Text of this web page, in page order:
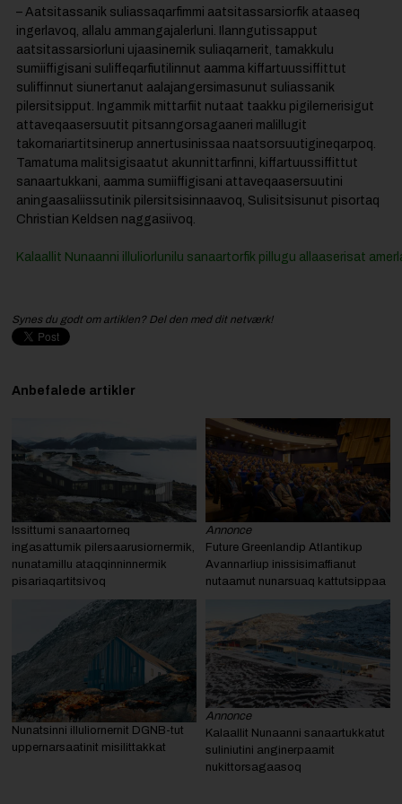
– Aatsitassanik suliassaqarfimmi aatsitassarsiorfik ataaseq
ingerlavoq, allalu ammangajalerluni. Ilanngutissapput
aatsitassarsiorluni ujaasinernik suliaqarnerit, tamakkulu
sumiiffigisani suliffeqarfiutilinnut aamma kiffartuussiffittut
suliffinnut siunertanut aalajangersimasunut suliassanik
pilersitsipput. Ingammik mittarfiit nutaat taakku pigilernerisigut
attaveqaasersuutit pitsanngorsagaaneri malillugit
takornariartitsinerup annertusinissaa naatsorsuutigineqarpoq.
Tamatuma malitsigisaatut akunnittarfinni, kiffartuussiffittut
sanaartukkani, aamma sumiiffigisani attaveqaasersuutini
aningaasaliissutinik pilersitsisinnaavoq, Sulisitsisunut pisortaq
Christian Keldsen naggasiivoq.
Kalaallit Nunaanni illuliorlunilu sanaartorfik pillugu allaaserisat
Synes du godt om artiklen? Del den med dit netværk!
Anbefalede artikler
Issittumi sanaartorneq
ingasattumik pilersaarusiornermik,
nunatamillu ataqqinninnermik
pisariaqartitsivoq
Annonce
Future Greenlandip Atlantikup
Avannarliup inissisimaffianut
nutaamut nunarsuaq kattutsippaa
Nunatsinni illuliornernit DGNB-tut
uppernarsaatinit misilittakkat
Annonce
Kalaallit Nunaanni sanaartukkatut
suliniutini anginerpaamit
nukittorsagaasoq